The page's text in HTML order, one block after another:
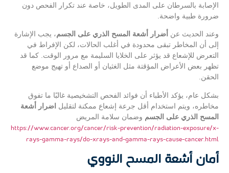
الإصابة بالسرطان على المدى الطويل، خاصة عند تكرار الفحص دون
ضرورة طبية واضحة.
وعند الحديث عن أضرار أشعة المسح الذري على الجسم، يجب الإشارة
إلى أن المخاطر تبقى محدودة في أغلب الحالات، لكن الإفراط في
التعرض للإشعاع قد يؤثر على الخلايا السليمة مع مرور الوقت. كما قد
تظهر بعض الأعراض المؤقتة مثل الغثيان أو الصداع أو تهيج موضع
الحقن.
بشكل عام، يؤكد الأطباء أن فوائد الفحص التشخيصية غالبًا ما تفوق
مخاطره، ويتم استخدام أقل جرعة إشعاع ممكنة لتقليل اضرار أشعة
المسح الذري على الجسم وضمان سلامة المريض
https://www.cancer.org/cancer/risk-prevention/radiation-exposure/x-
rays-gamma-rays/do-xrays-and-gamma-rays-cause-cancer.html
أمان أشعة المسح النووي